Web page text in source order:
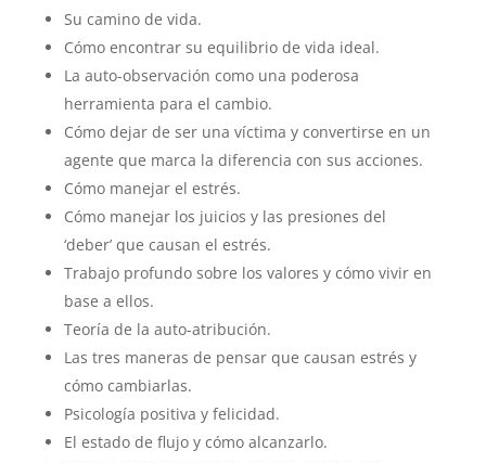
Su camino de vida.
Cómo encontrar su equilibrio de vida ideal.
La auto-observación como una poderosa
herramienta para el cambio.
Cómo dejar de ser una víctima y convertirse en un
agente que marca la diferencia con sus acciones.
Cómo manejar el estrés.
Cómo manejar los juicios y las presiones del
‘deber’ que causan el estrés.
Trabajo profundo sobre los valores y cómo vivir en
base a ellos.
Teoría de la auto-atribución.
Las tres maneras de pensar que causan estrés y
cómo cambiarlas.
Psicología positiva y felicidad.
El estado de flujo y cómo alcanzarlo.